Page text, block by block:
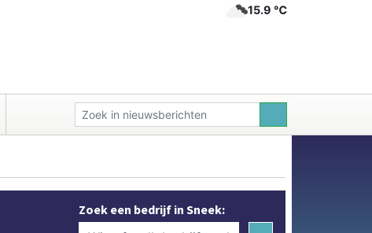
15.9 ℃
Zoek een bedrijf in Sneek: